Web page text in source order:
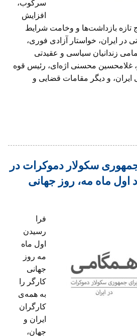
سرکوب،
افزایش
تازه بازداشت‌ها و وخامت شرایط
در ایران، خواستار آزادی فوری،
زندانیان سیاسی و عقیدتی
غلامحسین محسنی اژه‌ای، رئیس قوه
و دیگر مقامات قضایی و
سکولار دموکرات در
اول ماه مه، روز جهانی
فرا
رسیدن
اول ماه
مه روز
جهانی
کارگر را
به همه‌ی
کارگران
ایران و
جهان،